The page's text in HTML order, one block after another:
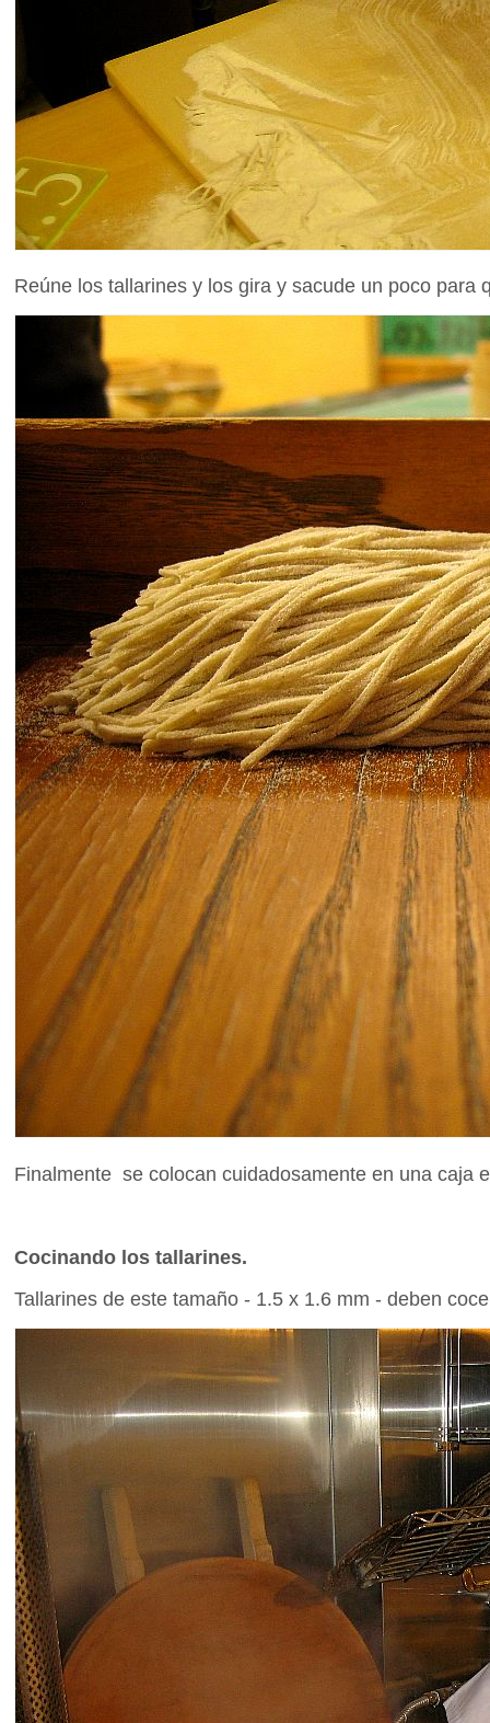
Reúne los tallarines y los gira y sacude un poco para
Finalmente se colocan cuidadosamente en una caja
Cocinando los tallarines.
Tallarines de este tamaño - 1.5 x 1.6 mm - deben